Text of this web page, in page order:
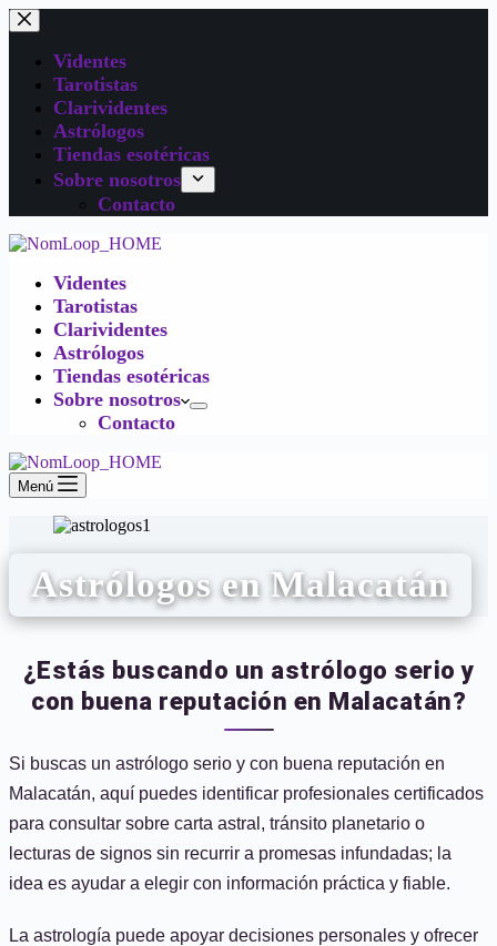
Videntes
Tarotistas
Clarividentes
Astrólogos
Tiendas esotéricas
Sobre nosotros
Contacto
Videntes
Tarotistas
Clarividentes
Astrólogos
Tiendas esotéricas
Sobre nosotros
Contacto
Menú
Astrólogos en Malacatán
¿Estás buscando un astrólogo serio y
con buena reputación en Malacatán?
Si buscas un astrólogo serio y con buena reputación en
Malacatán, aquí puedes identificar profesionales certificados
para consultar sobre carta astral, tránsito planetario o
lecturas de signos sin recurrir a promesas infundadas; la
idea es ayudar a elegir con información práctica y fiable.
La astrología puede apoyar decisiones personales y ofrecer